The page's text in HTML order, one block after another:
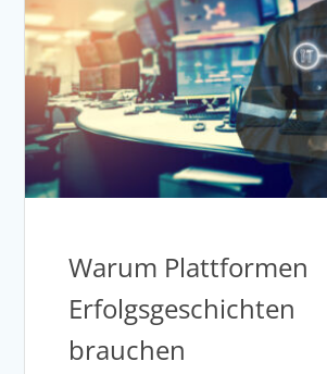
Warum Plattformen
Erfolgsgeschichten
brauchen